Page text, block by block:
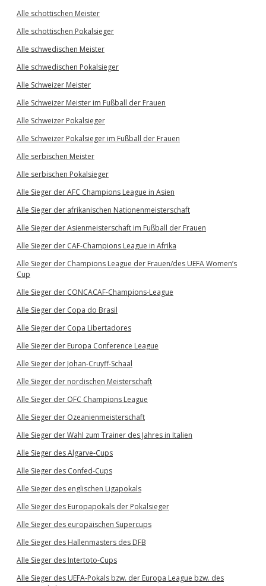
Alle schottischen Meister
Alle schottischen Pokalsieger
Alle schwedischen Meister
Alle schwedischen Pokalsieger
Alle Schweizer Meister
Alle Schweizer Meister im Fußball der Frauen
Alle Schweizer Pokalsieger
Alle Schweizer Pokalsieger im Fußball der Frauen
Alle serbischen Meister
Alle serbischen Pokalsieger
Alle Sieger der AFC Champions League in Asien
Alle Sieger der afrikanischen Nationenmeisterschaft
Alle Sieger der Asienmeisterschaft im Fußball der Frauen
Alle Sieger der CAF-Champions League in Afrika
Alle Sieger der Champions League der Frauen/des UEFA Women’s
Cup
Alle Sieger der CONCACAF-Champions-League
Alle Sieger der Copa do Brasil
Alle Sieger der Copa Libertadores
Alle Sieger der Europa Conference League
Alle Sieger der Johan-Cruyff-Schaal
Alle Sieger der nordischen Meisterschaft
Alle Sieger der OFC Champions League
Alle Sieger der Ozeanienmeisterschaft
Alle Sieger der Wahl zum Trainer des Jahres in Italien
Alle Sieger des Algarve-Cups
Alle Sieger des Confed-Cups
Alle Sieger des englischen Ligapokals
Alle Sieger des Europapokals der Pokalsieger
Alle Sieger des europäischen Supercups
Alle Sieger des Hallenmasters des DFB
Alle Sieger des Intertoto-Cups
Alle Sieger des UEFA-Pokals bzw. der Europa League bzw. des